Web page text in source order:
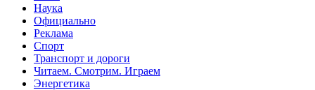
Наука
Официально
Реклама
Спорт
Транспорт и дороги
Читаем. Смотрим. Играем
Энергетика